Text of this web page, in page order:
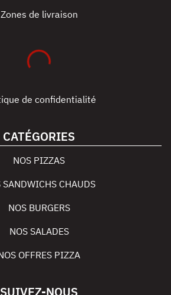
Zones de livraison
de confidentialité
CATÉGORIES
NOS PIZZAS
SANDWICHS CHAUDS
NOS BURGERS
NOS SALADES
OFFRES PIZZA
SUIVEZ-NOUS